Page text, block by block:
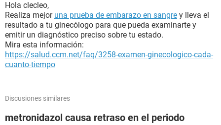
Hola clecleo,
Realiza mejor una prueba de embarazo en sangre y lleva el
resultado a tu ginecólogo para que pueda examinarte y
emitir un diagnóstico preciso sobre tu estado.
Mira esta información:
https://salud.ccm.net/faq/3258-examen-ginecologico-cada-
cuanto-tiempo
Discusiones similares
metronidazol causa retraso en el periodo